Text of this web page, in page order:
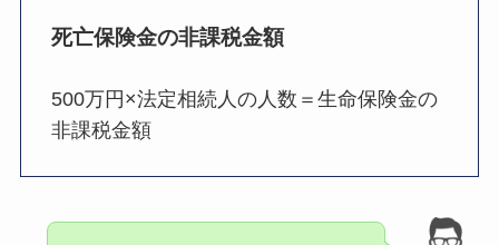
死亡保険金の非課税金額
500万円×法定相続人の人数＝生命保険金の
非課税金額